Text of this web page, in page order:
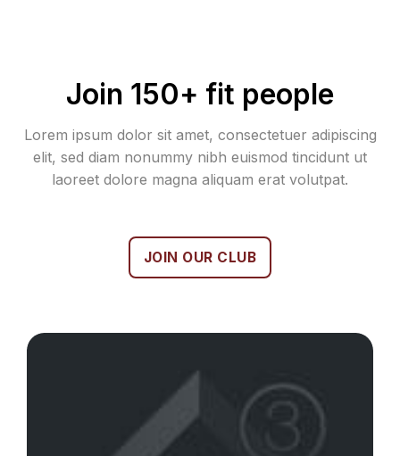
Join 150+ fit people
Lorem ipsum dolor sit amet, consectetuer adipiscing
elit, sed diam nonummy nibh euismod tincidunt ut
laoreet dolore magna aliquam erat volutpat.
JOIN OUR CLUB